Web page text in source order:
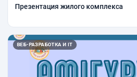
Презентация жилого комплекса
ВЕБ-РАЗРАБОТКА И IT